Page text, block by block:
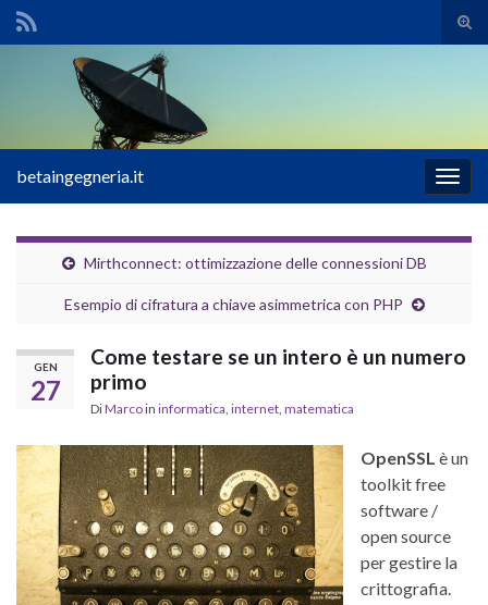
il
Search for:
la
betaingegneria.it
Mirthconnect: ottimizzazione delle connessioni DB
Esempio di cifratura a chiave asimmetrica con PHP
GEN
27
Come testare se un intero è un numero
primo
DiMarcoin informatica internet matematica
OpenSSL è un
toolkit free
software /
open source
per gestire la
crittografia.